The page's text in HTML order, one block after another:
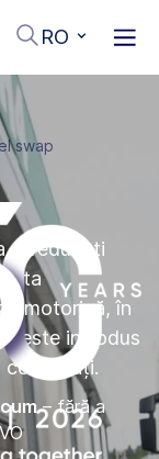
RO
swap
și reduceți
motorină, în
este introdus
certificați.
– fără a